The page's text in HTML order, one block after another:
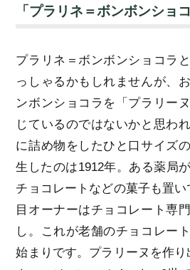
「プラリネ＝ボンボンショ
プラリネ＝ボンボンショコラ
っしゃるかもしれませんが、
ンボンショコラを「プラリー
じているのではないかと思わ
に詰め物をしたひと口サイズ
生したのは1912年。ある薬局
チョコレートなどの菓子も置
目オーナーはチョコレート専
し。これが老舗のチョコレー
始まりです。プラリーヌを作